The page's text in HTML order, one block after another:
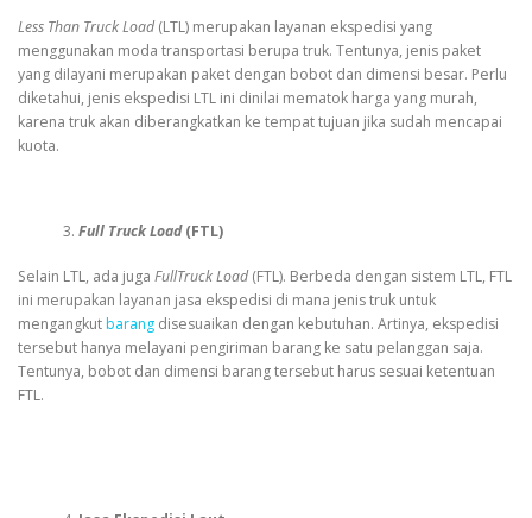
Less Than Truck Load(LTL) merupakan layanan ekspedisi yang
menggunakan moda transportasi berupa truk. Tentunya, jenis paket
yang dilayani merupakan paket dengan bobot dan dimensi besar. Perlu
diketahui, jenis ekspedisi LTL ini dinilai mematok harga yang murah,
karena truk akan diberangkatkan ke tempat tujuan jika sudah mencapai
kuota.
Full Truck Load(FTL)
Selain LTL, ada juga FullTruck Load(FTL). Berbeda dengan sistem LTL, FTL
ini merupakan layanan jasa ekspedisi di mana jenis truk untuk
mengangkutbarang disesuaikan dengan kebutuhan. Artinya, ekspedisi
tersebut hanya melayani pengiriman barang ke satu pelanggan saja.
Tentunya, bobot dan dimensi barang tersebut harus sesuai ketentuan
FTL.